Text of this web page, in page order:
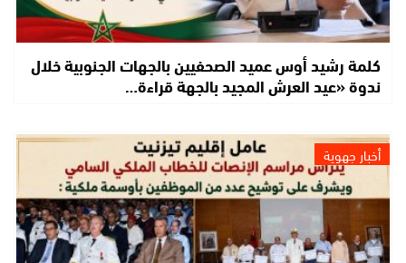
كلمة رشيد أوس عميد الصحفيين بالجهات الجنوبية خلال
ندوة «عيد العرش المجيد بالجهة قراءة…
أخبار جهوية